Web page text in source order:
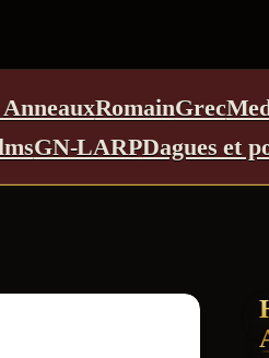
RomainGrec
GN-LARPDagues et